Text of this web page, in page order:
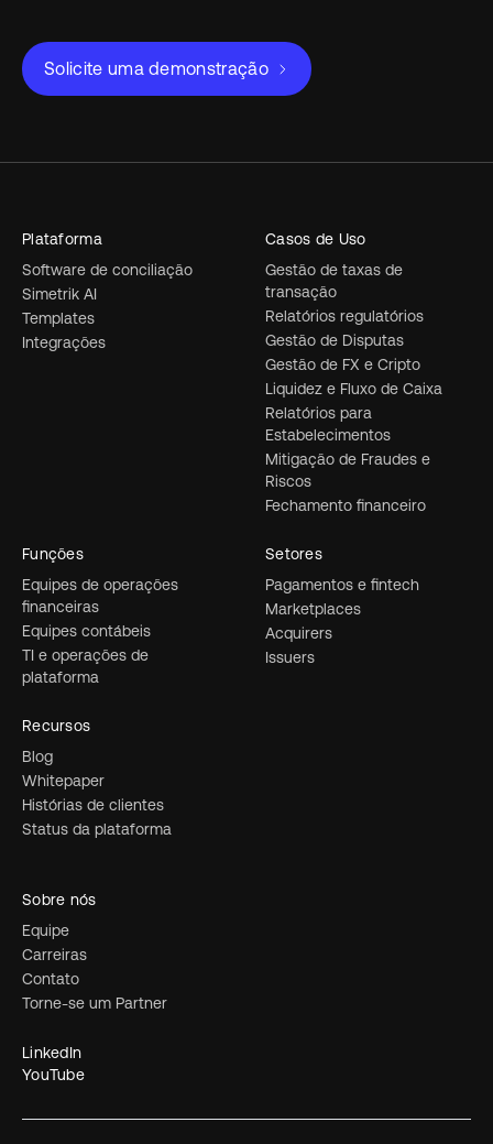
Solicite uma demonstração
Plataforma
Software de conciliação
Simetrik AI
Templates
Integrações
Casos de Uso
Gestão de taxas de
transação
Relatórios regulatórios
Gestão de Disputas
Gestão de FX e Cripto
Liquidez e Fluxo de Caixa
Relatórios para
Estabelecimentos
Mitigação de Fraudes e
Riscos
Fechamento financeiro
Setores
Pagamentos e fintech
Marketplaces
Acquirers
Issuers
Funções
Equipes de operações
financeiras
Equipes contábeis
TI e operações de
plataforma
Recursos
Blog
Whitepaper
Histórias de clientes
Status da plataforma
Sobre nós
Equipe
Carreiras
Contato
Torne-se um Partner
LinkedIn
YouTube